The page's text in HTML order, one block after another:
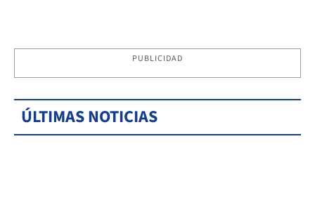
PUBLICIDAD
ÚLTIMAS NOTICIAS